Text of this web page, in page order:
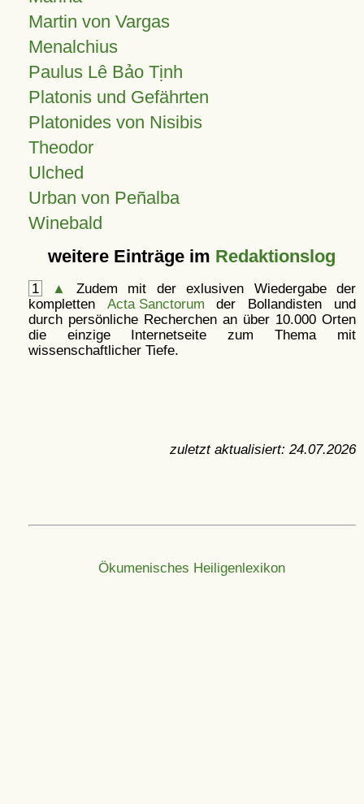
Martin von Vargas
Menalchius
Paulus Lê Bảo Tịnh
Platonis und Gefährten
Platonides von Nisibis
Theodor
Ulched
Urban von Peñalba
Winebald
weitere Einträge im Redaktionslog
1 ▲
Zudem mit der exlusiven Wiedergabe der
kompletten Acta Sanctorum der Bollandisten und
durch persönliche Recherchen an über 10.000 Orten
die einzige Internetseite zum Thema mit
wissenschaftlicher Tiefe.
zuletzt aktualisiert: 24.07.2026
Ökumenisches Heiligenlexikon